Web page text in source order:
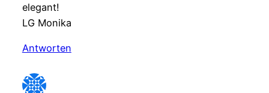
elegant!
LG Monika
Antworten